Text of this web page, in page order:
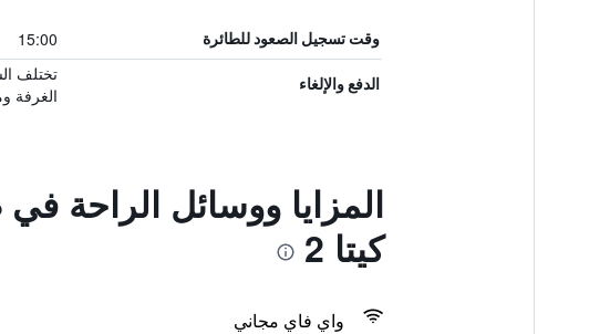
وقت تسجيل الصعود للطائرة 15:00
الدفع والإلغاء
تختلف
الغرفة
المزايا ووسائل الراحة
كيتا 2
واي فاي مجاني